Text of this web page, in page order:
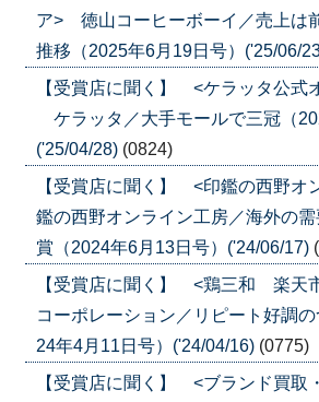
ア> 徳山コーヒーボーイ／売上は
推移（2025年6月19日号）('25/06/
【受賞店に聞く】 <ケラッタ公式
ケラッタ／大手モールで三冠（
('25/04/28) (0824)
【受賞店に聞く】 <印鑑の西野
鑑の西野オンライン工房／海外の
賞（2024年6月13日号）('24/06/17)
【受賞店に聞く】 <鶏三和 楽天
コーポレーション／リピート好調
24年4月11日号）('24/04/16) (0775)
【受賞店に聞く】 <ブランド買取